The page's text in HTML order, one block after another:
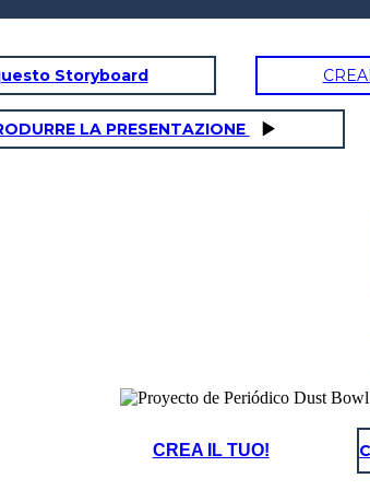
Storyboard
LA PRESENTAZIONE
CREA IL TUO!